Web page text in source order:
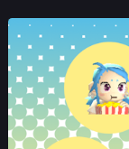
Envoyer